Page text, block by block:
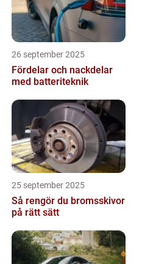
26 september 2025
Fördelar och nackdelar
med batteriteknik
25 september 2025
Så rengör du bromsskivor
på rätt sätt